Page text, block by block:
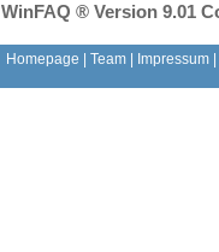
WinFAQ ® Version 9.01
Homepage Team| Impressum|